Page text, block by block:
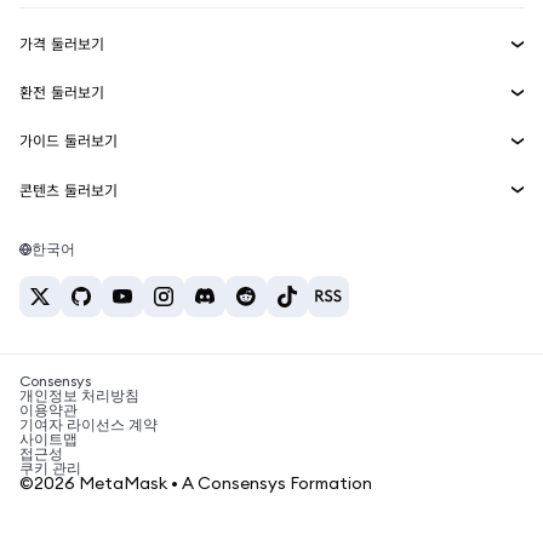
MetaMask Connect
Snaps
웹3 서비스
보안
고객 지원
채용
가격 둘러보기
이더리움 가격
솔라나 가격
테더 가격
환전 둘러보기
ETH를 USD로 환전
USDT를 INR로 환전
BTC를 INR로 환전
ETH를 USDT로 환전
가이드 둘러보기
ETH 매수
USDT 매수
SHIB 매수
BNB 매수
콘텐츠 둘러보기
솔라나 지갑
암호화폐 세금 뉴스
암호화폐 매수 방법
비트코인 매도 방법
한국어
Consensys
개인정보 처리방침
이용약관
기여자 라이선스 계약
사이트맵
접근성
쿠키 관리
©2026 MetaMask • A Consensys Formation